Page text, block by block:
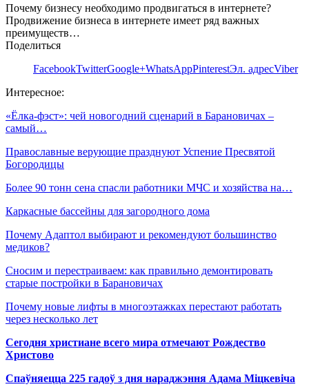
Почему бизнесу необходимо продвигаться в интернете?
Продвижение бизнеса в интернете имеет ряд важных
преимуществ…
Поделиться
FacebookTwitterGoogle+WhatsAppPinterestЭл. адресViber
Интересное:
«Ёлка-фэст»: чей новогодний сценарий в Барановичах –
самый…
Православные верующие празднуют Успение Пресвятой
Богородицы
Более 90 тонн сена спасли работники МЧС и хозяйства на…
Каркасные бассейны для загородного дома
Почему Адаптол выбирают и рекомендуют большинство
медиков?
Сносим и перестраиваем: как правильно демонтировать
старые постройки в Барановичах
Почему новые лифты в многоэтажках перестают работать
через несколько лет
Сегодня христиане всего мира отмечают Рождество
Христово
Спаўняецца 225 гадоў з дня нараджэння Адама Міцкевіча